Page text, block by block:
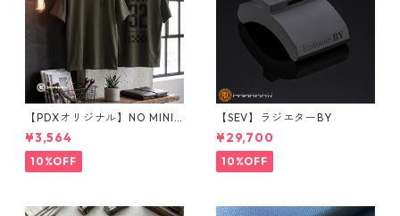
【PDXオリジナル】NO MINI
NO LIFE Tシャツ Sサイズ
¥3,564
10%OFF
【SEV】ラジエターBY
¥29,700
10%OFF